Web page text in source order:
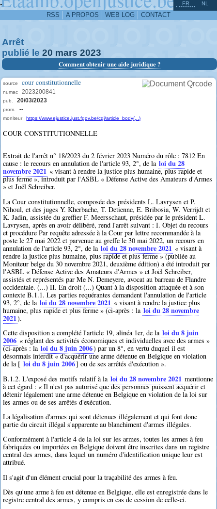
-
RSS A PROPOS WEB LOG CONTACT
FR NL
Arrêt
publié le 20 mars 2023
Comment obtenir une aide juridique ?
source cour constitutionnelle
numac 2023200841
pub. 20/03/2023
prom. --
moniteur https://www.ejustice.just.fgov.be/cgi/article_body(...)
COUR CONSTITUTIONNELLE
Extrait de l'arrêt n° 18/2023 du 2 février 2023 Numéro du rôle : 7812 En
cause : le recours en annulation de l'article 93, 2°, de la loi du 28
novembre 2021 « visant à rendre la justice plus humaine, plus rapide et
plus ferme », introduit par l'ASBL « Défense Active des Amateurs d'Armes
» et Joël Schreiber.
La Cour constitutionnelle, composée des présidents L. Lavrysen et P.
Nihoul, et des juges Y. Kherbache, T. Detienne, E. Bribosia, W. Verrijdt et
K. Jadin, assistée du greffier F. Meersschaut, présidée par le président L.
Lavrysen, après en avoir délibéré, rend l'arrêt suivant : I. Objet du recours
et procédure Par requête adressée à la Cour par lettre recommandée à la
poste le 27 mai 2022 et parvenue au greffe le 30 mai 2022, un recours en
annulation de l'article 93, 2°, de la loi du 28 novembre 2021 « visant à
rendre la justice plus humaine, plus rapide et plus ferme » (publiée au
Moniteur belge du 30 novembre 2021, deuxième édition) a été introduit par
l'ASBL « Défense Active des Amateurs d'Armes » et Joël Schreiber,
assistés et représentés par Me N. Demeyere, avocat au barreau de Flandre
occidentale. (...) II. En droit (...) Quant à la disposition attaquée et à son
contexte B.1.1. Les parties requérantes demandent l'annulation de l'article
93, 2°, de la loi du 28 novembre 2021 « visant à rendre la justice plus
humaine, plus rapide et plus ferme » (ci-après : la loi du 28 novembre
2021).
Cette disposition a complété l'article 19, alinéa 1er, de la loi du 8 juin
2006 « réglant des activités économiques et individuelles avec des armes »
(ci-après : la loi du 8 juin 2006) par un 8°, en vertu duquel il est
désormais interdit « d'acquérir une arme détenue en Belgique en violation
de la [ loi du 8 juin 2006] ou de ses arrêtés d'exécution ».
B.1.2. L'exposé des motifs relatif à la loi du 28 novembre 2021 mentionne
à cet égard : « Il n'est pas autorisé que des personnes puissent acquérir et
détenir légalement une arme détenue en Belgique en violation de la loi sur
les armes ou de ses arrêtés d'exécution.
La légalisation d'armes qui sont détenues illégalement et qui font donc
partie du circuit illégal s'apparente au blanchiment d'armes illégales.
Conformément à l'article 4 de la loi sur les armes, toutes les armes à feu
fabriquées ou importées en Belgique doivent être inscrites dans un registre
central des armes, dans lequel un numéro d'identification unique leur est
attribué.
Il s'agit d'un élément crucial pour la traçabilité des armes à feu.
Dès qu'une arme à feu est détenue en Belgique, elle est enregistrée dans le
registre central des armes, y compris en cas de cession de celle-ci.
^